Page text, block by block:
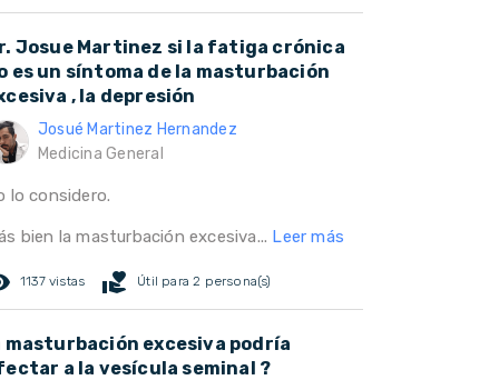
Josue Martinez si la fatiga crónica
es un síntoma de la masturbación
, la depresión
Josué Martinez Hernandez
Medicina General
lo considero.
bien la masturbación excesiva... Leer más
1137 vistas volunteer_activism Útil para 2 persona(s)
masturbación excesiva podría
a la vesícula seminal ?